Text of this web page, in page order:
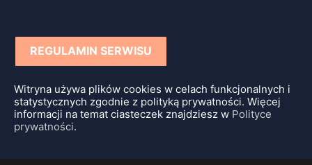
REGULAMIN SERWISU
Witryna używa plików cookies w celach funkcjonalnych i
statystycznych zgodnie z polityką prywatności. Więcej
informacji na temat ciasteczek znajdziesz w Polityce
prywatności.